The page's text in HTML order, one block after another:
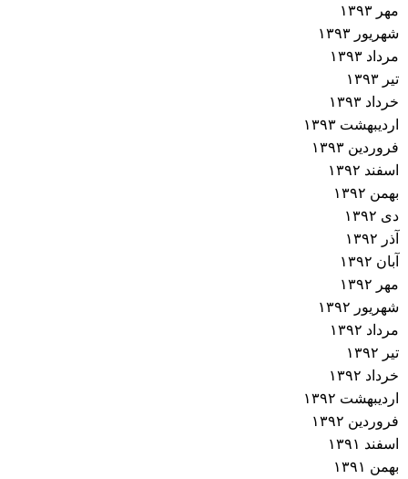
مهر ۱۳۹۳
شهریور ۱۳۹۳
مرداد ۱۳۹۳
تیر ۱۳۹۳
خرداد ۱۳۹۳
اردیبهشت ۱۳۹۳
فروردین ۱۳۹۳
اسفند ۱۳۹۲
بهمن ۱۳۹۲
دی ۱۳۹۲
آذر ۱۳۹۲
آبان ۱۳۹۲
مهر ۱۳۹۲
شهریور ۱۳۹۲
مرداد ۱۳۹۲
تیر ۱۳۹۲
خرداد ۱۳۹۲
اردیبهشت ۱۳۹۲
فروردین ۱۳۹۲
اسفند ۱۳۹۱
بهمن ۱۳۹۱